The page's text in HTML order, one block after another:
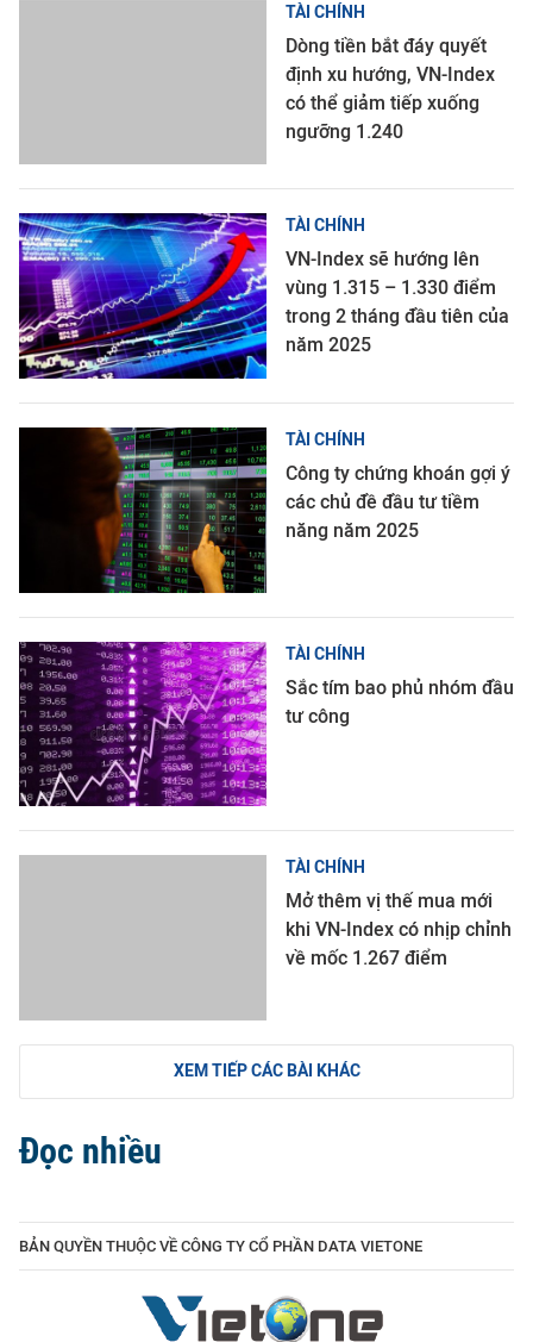
TÀI CHÍNH
Dòng tiền bắt đáy quyết
định xu hướng, VN-Index
có thể giảm tiếp xuống
ngưỡng 1.240
TÀI CHÍNH
VN-Index sẽ hướng lên
vùng 1.315 – 1.330 điểm
trong 2 tháng đầu tiên của
năm 2025
TÀI CHÍNH
Công ty chứng khoán gợi ý
các chủ đề đầu tư tiềm
năng năm 2025
TÀI CHÍNH
Sắc tím bao phủ nhóm đầu
tư công
TÀI CHÍNH
Mở thêm vị thế mua mới
khi VN-Index có nhịp chỉnh
về mốc 1.267 điểm
XEM TIẾP CÁC BÀI KHÁC
Đọc nhiều
BẢN QUYỀN THUỘC VỀ CÔNG TY CỔ PHẦN DATA VIETONE